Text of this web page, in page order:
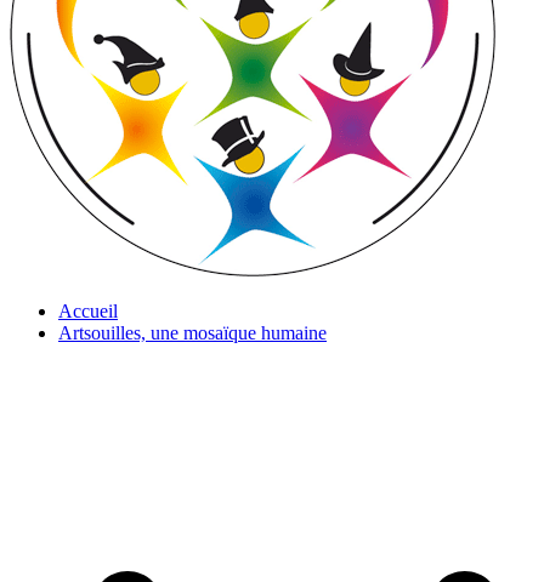
Accueil
Artsouilles, une mosaïque humaine